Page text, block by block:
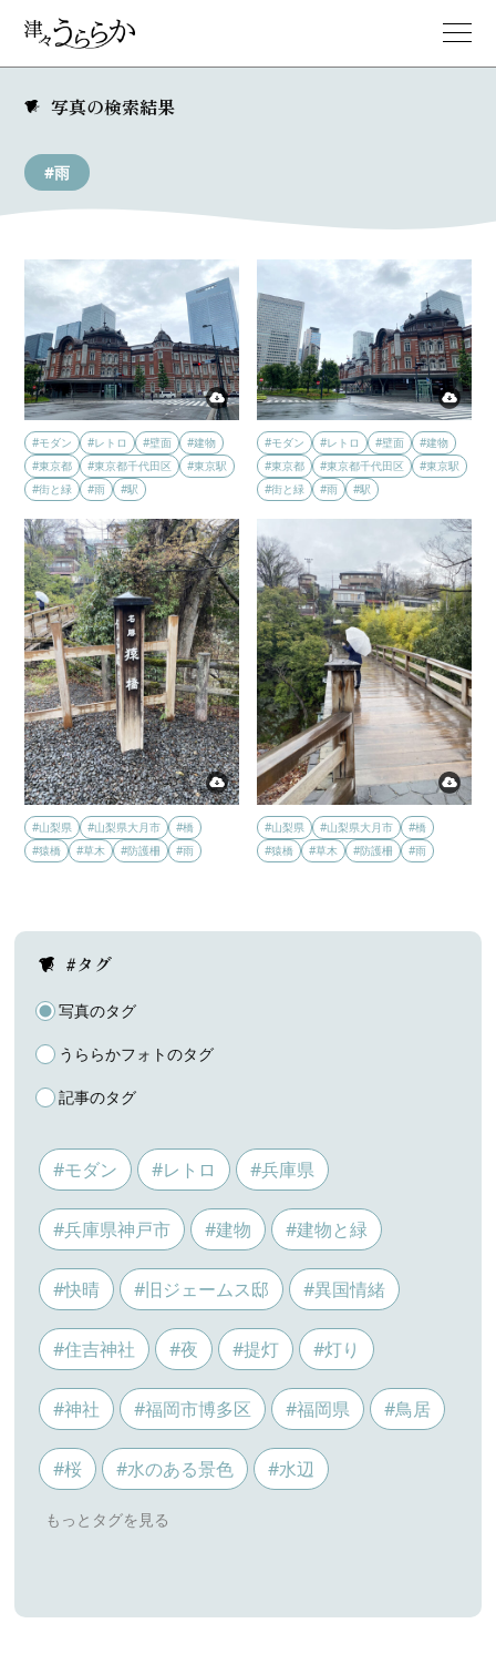
写真の検索結果
#雨
#モダン #レトロ #壁面
#建物
#東京都
#東京都千代田区
#東京駅
#街と緑
#雨 #駅
#モダン #レトロ #壁面
#建物
#東京都
#東京都千代田区
#東京駅
#街と緑
#雨 #駅
#山梨県 #山梨県大月市
#橋
#猿橋
#草木 #防護柵 #雨
#山梨県 #山梨県大月市
#橋
#猿橋
#草木 #防護柵 #雨
#タグ
写真のタグ
うららかフォトのタグ
記事のタグ
#モダン #レトロ #兵庫県
#兵庫県神戸市 #建物 #建物と緑
#快晴 #旧ジェームス邸 #異国情緒
#住吉神社 #夜 #提灯 #灯り
#神社 #福岡市博多区 #福岡県 #鳥居
#桜 #水のある景色 #水辺